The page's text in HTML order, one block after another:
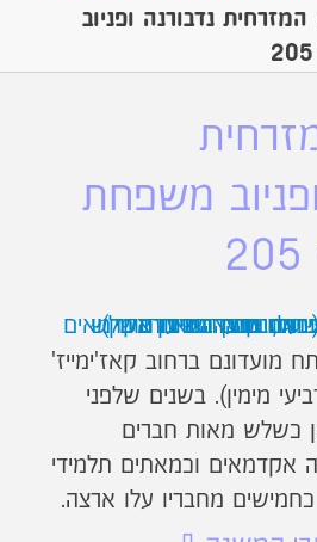
המזרחית נדבורנה ופניוב
משפחת
מועדונם ברחוב קאז'ימייז'
מימין). בשנים שלפני
כשלש מאות חברים
אקדמאים וכמאתים תלמידי
מחבריו עלו ארצה.